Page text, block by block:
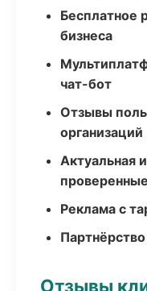
Бесплатное
бизнеса
чат-бот
Отзывы
организаций
Актуальная
Реклама с
Отзывы